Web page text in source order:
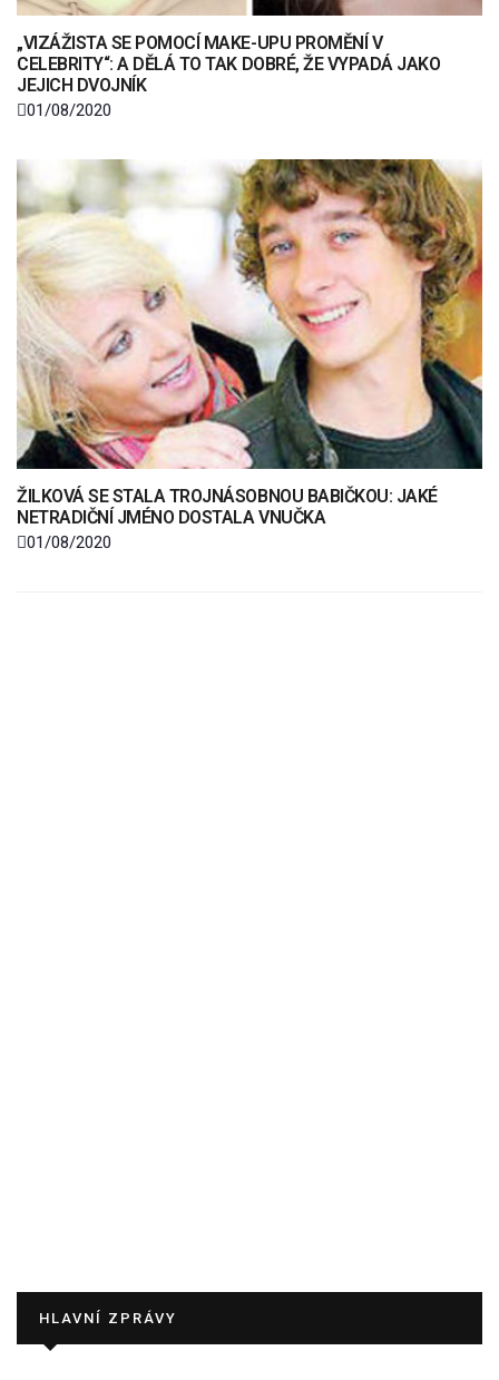
„VIZÁŽISTA SE POMOCÍ MAKE-UPU PROMĚNÍ V
CELEBRITY“: A DĚLÁ TO TAK DOBRÉ, ŽE VYPADÁ JAKO
JEJICH DVOJNÍK
01/08/2020
ŽILKOVÁ SE STALA TROJNÁSOBNOU BABIČKOU: JAKÉ
NETRADIČNÍ JMÉNO DOSTALA VNUČKA
01/08/2020
HLAVNÍ ZPRÁVY